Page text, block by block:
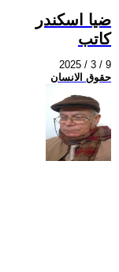
ضيا اسكندر
كاتب
2025 / 3 / 9
حقوق الانسان